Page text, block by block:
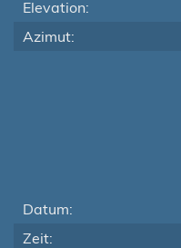
Elevation:
Azimut:
Datum:
Zeit: